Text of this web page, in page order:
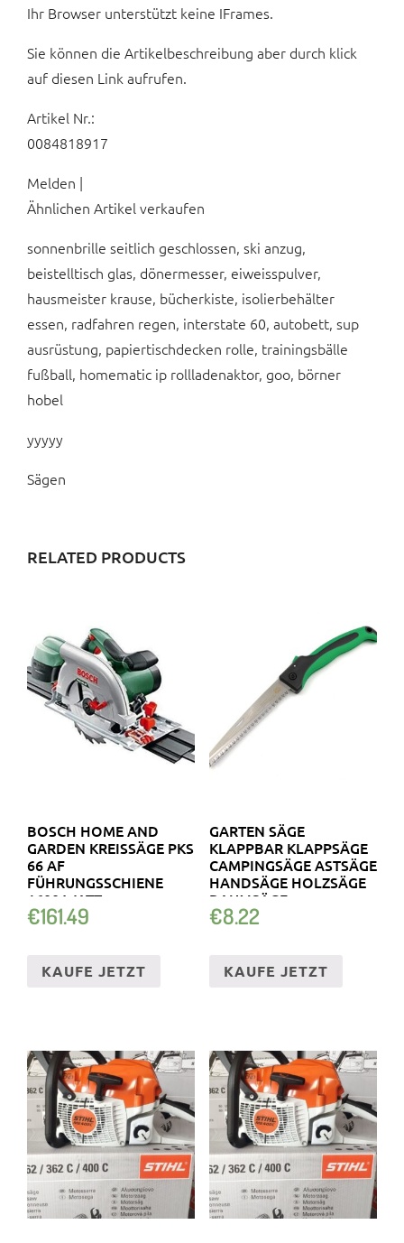
Ihr Browser unterstützt keine IFrames.
Sie können die Artikelbeschreibung aber durch klick
auf diesen Link aufrufen.
Artikel Nr.:
0084818917
Melden |
Ähnlichen Artikel verkaufen
sonnenbrille seitlich geschlossen, ski anzug,
beistelltisch glas, dönermesser, eiweisspulver,
hausmeister krause, bücherkiste, isolierbehälter
essen, radfahren regen, interstate 60, autobett, sup
ausrüstung, papiertischdecken rolle, trainingsbälle
fußball, homematic ip rollladenaktor, goo, börner
hobel
yyyyy
Sägen
RELATED PRODUCTS
BOSCH HOME AND
GARDEN KREISSÄGE PKS
66 AF
FÜHRUNGSSCHIENE
1600 WATT
HEIMWERKEN
€161.49
KAUFE JETZT
GARTEN SÄGE
KLAPPBAR KLAPPSÄGE
CAMPINGSÄGE ASTSÄGE
HANDSÄGE HOLZSÄGE
BAUMSÄGE
€8.22
KAUFE JETZT